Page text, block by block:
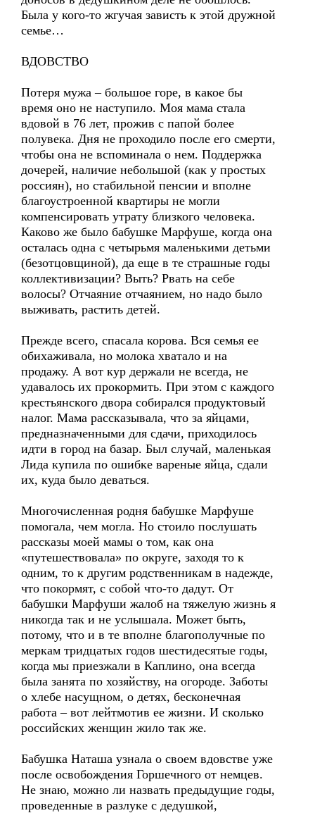
Была у кого-то жгучая зависть к этой дружной
семье…
ВДОВСТВО
Потеря мужа – большое горе, в какое бы
время оно не наступило. Моя мама стала
вдовой в 76 лет, прожив с папой более
полувека. Дня не проходило после его смерти,
чтобы она не вспоминала о нем. Поддержка
дочерей, наличие небольшой (как у простых
россиян), но стабильной пенсии и вполне
благоустроенной квартиры не могли
компенсировать утрату близкого человека.
Каково же было бабушке Марфуше, когда она
осталась одна с четырьмя маленькими детьми
(безотцовщиной), да еще в те страшные годы
коллективизации? Выть? Рвать на себе
волосы? Отчаяние отчаянием, но надо было
выживать, растить детей.
Прежде всего, спасала корова. Вся семья ее
обихаживала, но молока хватало и на
продажу. А вот кур держали не всегда, не
удавалось их прокормить. При этом с каждого
крестьянского двора собирался продуктовый
налог. Мама рассказывала, что за яйцами,
предназначенными для сдачи, приходилось
идти в город на базар. Был случай, маленькая
Лида купила по ошибке вареные яйца, сдали
их, куда было деваться.
Многочисленная родня бабушке Марфуше
помогала, чем могла. Но стоило послушать
рассказы моей мамы о том, как она
«путешествовала» по округе, заходя то к
одним, то к другим родственникам в надежде,
что покормят, с собой что-то дадут. От
бабушки Марфуши жалоб на тяжелую жизнь я
никогда так и не услышала. Может быть,
потому, что и в те вполне благополучные по
меркам тридцатых годов шестидесятые годы,
когда мы приезжали в Каплино, она всегда
была занята по хозяйству, на огороде. Заботы
о хлебе насущном, о детях, бесконечная
работа – вот лейтмотив ее жизни. И сколько
российских женщин жило так же.
Бабушка Наташа узнала о своем вдовстве уже
после освобождения Горшечного от немцев.
Не знаю, можно ли назвать предыдущие годы,
проведенные в разлуке с дедушкой,